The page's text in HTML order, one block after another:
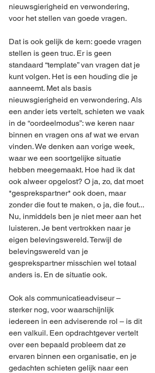
nieuwsgierigheid en verwondering,
voor het stellen van goede vragen.
Dat is ook gelijk de kern: goede vragen
stellen is geen truc. Er is geen
standaard “template” van vragen dat je
kunt volgen. Het is een houding die je
aanneemt. Met als basis
nieuwsgierigheid en verwondering. Als
een ander iets vertelt, schieten we vaak
in de “oordeelmodus”: we keren naar
binnen en vragen ons af wat we ervan
vinden. We denken aan vorige week,
waar we een soortgelijke situatie
hebben meegemaakt. Hoe had ik dat
ook alweer opgelost? O ja, zo, dat moet
*gesprekspartner* ook doen, maar
zonder die fout te maken, o ja, die fout...
Nu, inmiddels ben je niet meer aan het
luisteren. Je bent vertrokken naar je
eigen belevingswereld. Terwijl de
belevingswereld van je
gesprekspartner misschien wel totaal
anders is. En de situatie ook.
Ook als communicatieadviseur –
sterker nog, voor waarschijnlijk
iedereen in een adviserende rol – is dit
een valkuil. Een opdrachtgever vertelt
over een bepaald probleem dat ze
ervaren binnen een organisatie, en je
gedachten schieten gelijk naar een